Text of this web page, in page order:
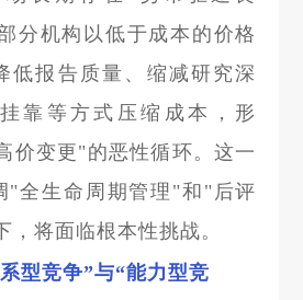
机构以低于成本的价格
低报告质量、缩减研究深
靠等方式压缩成本，形
价变更"的恶性循环。这一
"全生命周期管理"和"后评
，将面临根本性挑战。
型竞争”与“能力型竞